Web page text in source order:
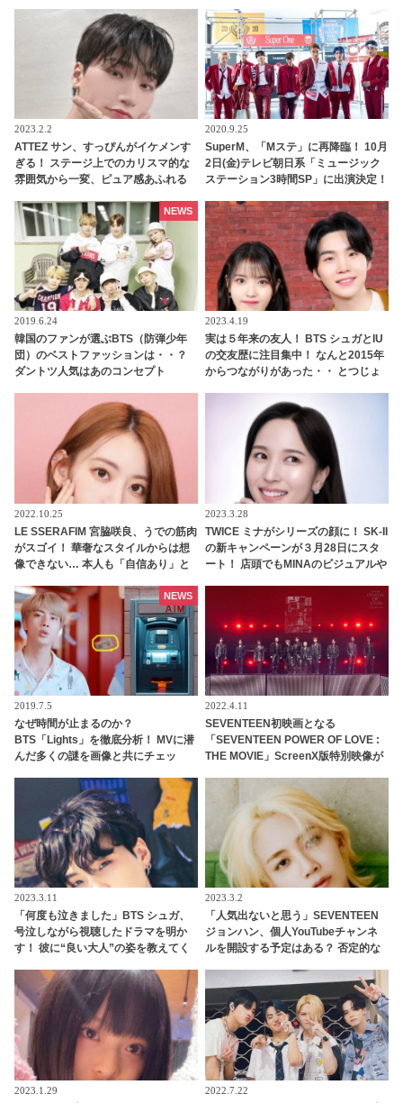
仕事ぶりにビックリ
2023.2.2
ATTEZ サン、すっぴんがイケメンす
ぎる！ ステージ上でのカリスマ的な
雰囲気から一変、ピュア感あふれる
2020.9.25
SuperM、「Mステ」に再降臨！ 10月
2日(金)テレビ朝日系「ミュージック
ステーション3時間SP」に出演決定！
日本初披露へ
2019.6.24
韓国のファンが選ぶBTS（防弾少年
団）のベストファッションは・・？
ダントツ人気はあのコンセプト
NEWS
2023.4.19
実は５年来の友人！ BTS シュガとIU
の交友歴に注目集中！ なんと2015年
からつながりがあった・・ とつじょ
＆ リラックスした様子で話す彼らの
姿にほっこり
2022.10.25
LE SSERAFIM 宮脇咲良、うでの筋肉
がスゴイ！ 華奢なスタイルからは想
像できない… 本人も「自信あり」と
2023.3.28
TWICE ミナがシリーズの顔に！ SK-II
の新キャンペーンが３月28日にスタ
ート！ 店頭でもMINAのビジュアルや
2019.7.5
なぜ時間が止まるのか？
BTS「Lights」を徹底分析！ MVに潜
んだ多くの謎を画像と共にチェッ
NEWS
2022.4.11
SEVENTEEN初映画となる
「SEVENTEEN POWER OF LOVE :
THE MOVIE」ScreenX版特別映像が
ような迫力の「Clap」から「Rock
with you」まで・・ 公開が待ちきれ
なくなる映像に注目
2023.3.11
「何度も泣きました」BTS シュガ、
号泣しながら視聴したドラマを明か
す！ 彼に“良い大人”の姿を教えてく
そのエピソードにファンも共感
2023.3.2
「人気出ないと思う」SEVENTEEN
ジョンハン、個人YouTubeチャンネ
ルを開設する予定はある？ 否定的な
2023.1.29 2022.7.22